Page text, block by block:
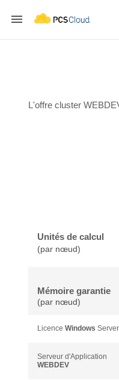

L'offre cluster
Unités de calcul
(par nœud)
Mémoire garantie
(par nœud)
Licence Windows Server
Serveur d'Application
WEBDEV